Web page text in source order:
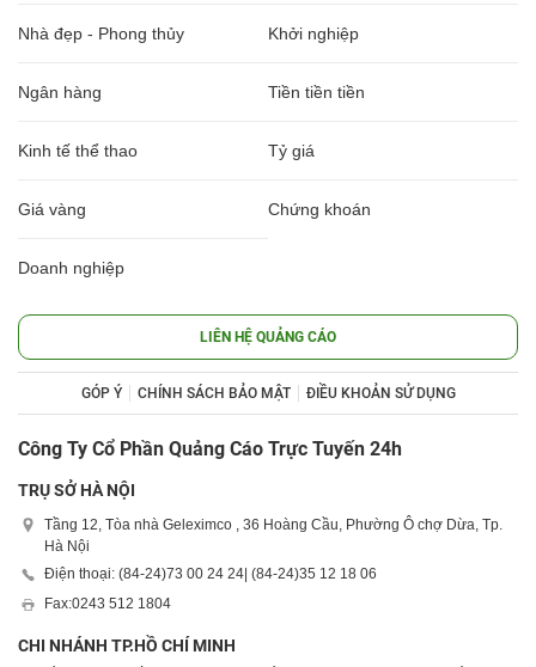
Nhà đẹp - Phong thủy Khởi nghiệp
Ngân hàng Tiền tiền tiền
Kinh tế thể thao Tỷ giá
Giá vàng Chứng khoán
Doanh nghiệp
LIÊN HỆ QUẢNG CÁO
GÓP Ý CHÍNH SÁCH BẢO MẬT ĐIỀU KHOẢN SỬ DỤNG
Công Ty Cổ Phần Quảng Cáo Trực Tuyến 24h
TRỤ SỞ HÀ NỘI
Tầng 12, Tòa nhà Geleximco , 36 Hoàng Cầu, Phường Ô chợ Dừa, Tp.
Hà Nội
Điện thoại: (84-24)73 00 24 24 | (84-24)35 12 18 06
Fax:0243 512 1804
CHI NHÁNH TP.HỒ CHÍ MINH